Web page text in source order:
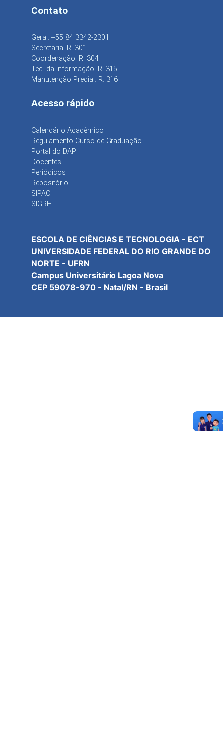
Contato
Geral: +55 84 3342-2301
Secretaria: R. 301
Coordenação: R. 304
Tec. da Informação: R. 315
Manutenção Predial: R. 316
Acesso rápido
Calendário Acadêmico
Regulamento Curso de Graduação
Portal do DAP
Docentes
Periódicos
Repositório
SIPAC
SIGRH
ESCOLA DE CIÊNCIAS E TECNOLOGIA - ECT
UNIVERSIDADE FEDERAL DO RIO GRANDE DO
NORTE - UFRN
Campus Universitário Lagoa Nova
CEP 59078-970 - Natal/RN - Brasil